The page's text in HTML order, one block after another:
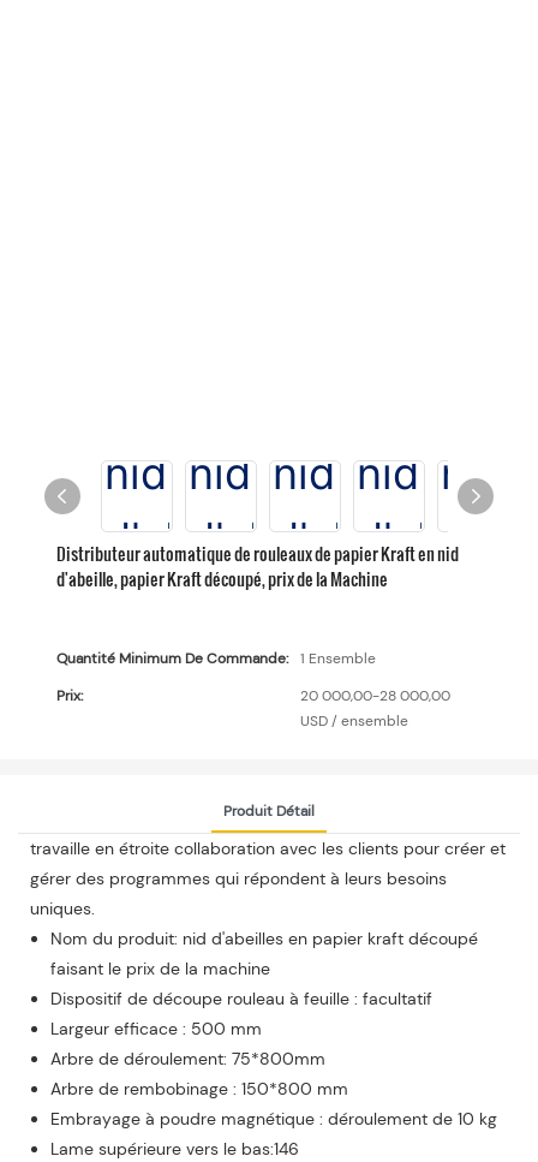
Distributeur automatique de rouleaux de papier Kraft en nid
d'abeille, papier Kraft découpé, prix de la Machine
Quantité Minimum De Commande:
1 Ensemble
Prix:
20 000,00-28 000,00
USD / ensemble
Produit Détail
travaille en étroite collaboration avec les clients pour créer et
gérer des programmes qui répondent à leurs besoins
uniques.
Nom du produit: nid d'abeilles en papier kraft découpé
faisant le prix de la machine
Dispositif de découpe rouleau à feuille : facultatif
Largeur efficace : 500 mm
Arbre de déroulement: 75*800mm
Arbre de rembobinage : 150*800 mm
Embrayage à poudre magnétique : déroulement de 10 kg
Lame supérieure vers le bas:146